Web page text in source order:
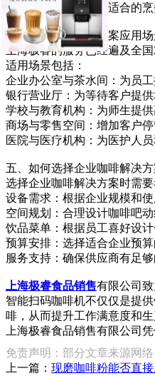
种咖啡豆都能得到最适合的
四、企业咖啡解决方案应用
上海极睿的服务已经遍及全
适用场景包括：
企业办公室与茶水间：为员
银行营业厅：为等待客户提
学校与教育机构：为师生提
商场与零售空间：增加客户
医院与医疗机构：为医护人
五、如何选择企业咖啡解决方
选择企业咖啡解决方案时需要
设备需求：根据企业规模和
空间规划：合理设计咖啡吧
饮品菜单：根据员工喜好设
预算安排：选择适合企业预
服务支持：确保供应商有足
上海极睿食品销售有限公司
智能扫码咖啡机不仅仅是提
啡，从而提升工作满意度和生
上海极睿食品销售有限公司
免责声明：部分文章来源网
上一篇： 现磨咖啡粉能否直